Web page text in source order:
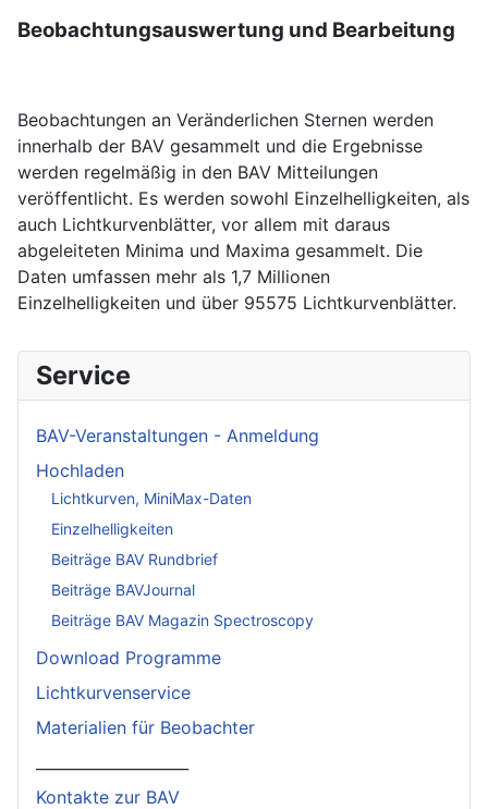
Beobachtungsauswertung und Bearbeitung
Beobachtungen an Veränderlichen Sternen werden
innerhalb der BAV gesammelt und die Ergebnisse
werden regelmäßig in den BAV Mitteilungen
veröffentlicht. Es werden sowohl Einzelhelligkeiten, als
auch Lichtkurvenblätter, vor allem mit daraus
abgeleiteten Minima und Maxima gesammelt. Die
Daten umfassen mehr als 1,7 Millionen
Einzelhelligkeiten und über 95575 Lichtkurvenblätter.
Service
BAV-Veranstaltungen - Anmeldung
Hochladen
Lichtkurven, MiniMax-Daten
Einzelhelligkeiten
Beiträge BAV Rundbrief
Beiträge BAVJournal
Beiträge BAV Magazin Spectroscopy
Download Programme
Lichtkurvenservice
Materialien für Beobachter
Kontakte zur BAV